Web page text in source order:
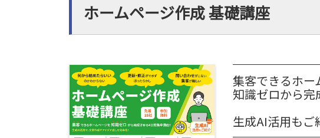
ホームページ作成 基礎講座
集客できるホー
知識ゼロから完
生成AI活用もご